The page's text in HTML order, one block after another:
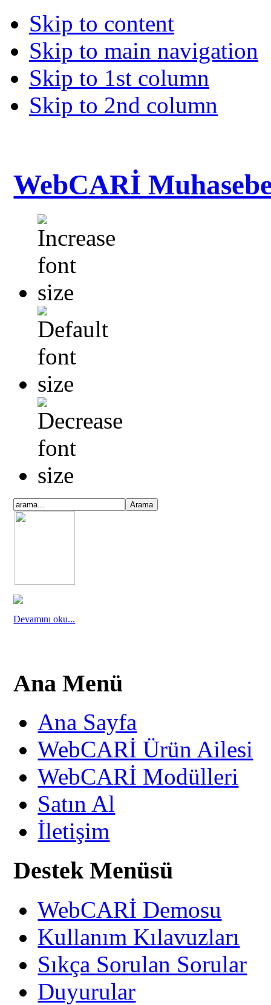
Skip to content
Skip to main navigation
Skip to 1st column
Skip to 2nd column
WebCARİ
Devamını oku...
Ana Menü
Ana Sayfa
WebCARİ Ürün Ailesi
WebCARİ Modülleri
Satın Al
İletişim
Destek Menüsü
WebCARİ Demosu
Kullanım Kılavuzları
Sıkça Sorulan Sorular
Duyurular